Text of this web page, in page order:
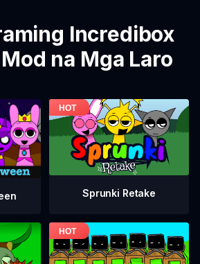
Incredibox
na Mga Laro
Sprunki Retake